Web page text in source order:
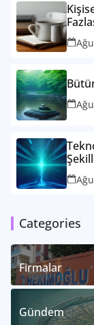
Categories
Firmalar
Gündem